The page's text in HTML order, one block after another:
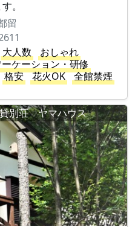
。
留
大人数
おしゃれ
ケーション・研修
格安 花火OK
全館禁煙
別荘 ヤマハウス